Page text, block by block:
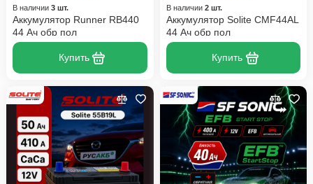
В наличии 3 шт.
Аккумулятор Runner RB440
44 Ач обр пол
Купить
В наличии 2 шт.
Аккумулятор Solite CMF44AL
44 Ач обр пол
Купить